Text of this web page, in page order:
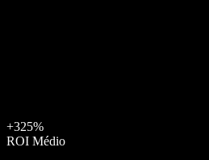
+325%
ROI Médio